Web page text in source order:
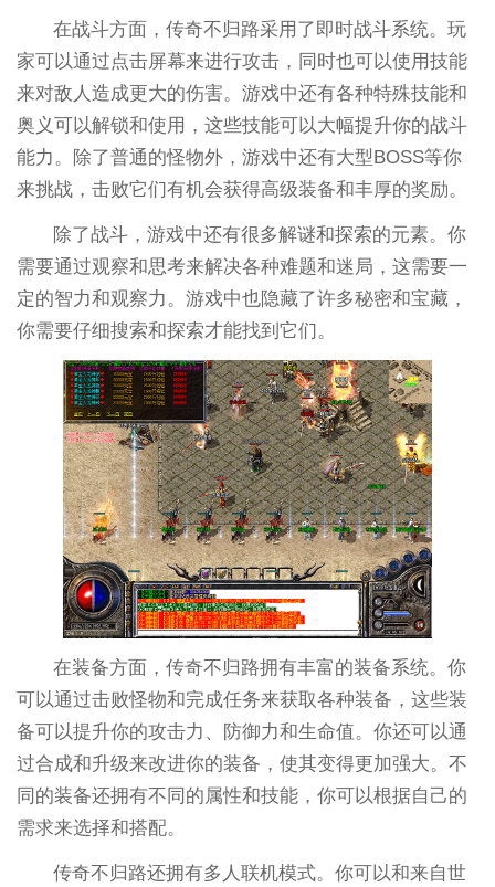
在战斗方面，传奇不归路采用了即时战斗系统。玩
家可以通过点击屏幕来进行攻击，同时也可以使用技能
来对敌人造成更大的伤害。游戏中还有各种特殊技能和
奥义可以解锁和使用，这些技能可以大幅提升你的战斗
能力。除了普通的怪物外，游戏中还有大型BOSS等你
来挑战，击败它们有机会获得高级装备和丰厚的奖励。
除了战斗，游戏中还有很多解谜和探索的元素。你
需要通过观察和思考来解决各种难题和迷局，这需要一
定的智力和观察力。游戏中也隐藏了许多秘密和宝藏，
你需要仔细搜索和探索才能找到它们。
在装备方面，传奇不归路拥有丰富的装备系统。你
可以通过击败怪物和完成任务来获取各种装备，这些装
备可以提升你的攻击力、防御力和生命值。你还可以通
过合成和升级来改进你的装备，使其变得更加强大。不
同的装备还拥有不同的属性和技能，你可以根据自己的
需求来选择和搭配。
传奇不归路还拥有多人联机模式。你可以和来自世